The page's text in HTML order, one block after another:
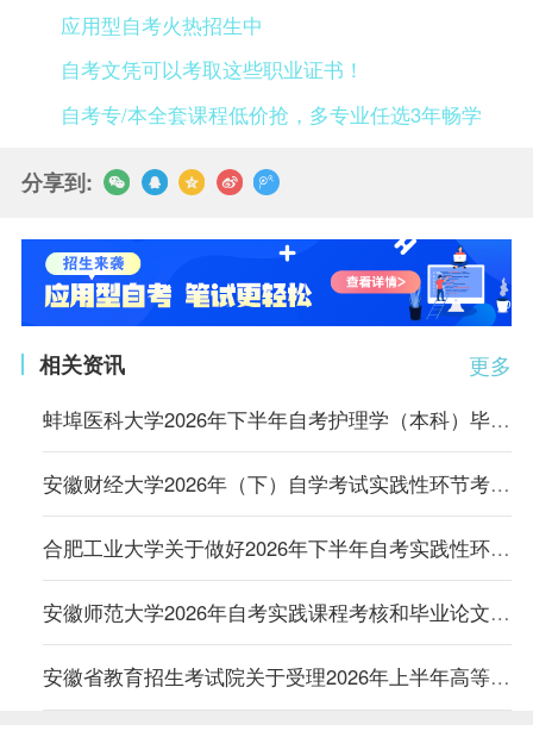
应用型自考火热招生中
自考文凭可以考取这些职业证书！
自考专/本全套课程低价抢，多专业任选3年畅学
分享到:
更多
相关资讯
蚌埠医科大学2026年下半年自考护理学（本科）毕业论文考核报名通知
安徽财经大学2026年（下）自学考试实践性环节考核报名通知
合肥工业大学关于做好2026年下半年自考实践性环节考核、毕业论文（设计）工作的通知
安徽师范大学2026年自考实践课程考核和毕业论文报名的通知
安徽省教育招生考试院关于受理2026年上半年高等教育自学考试毕业申请的通知